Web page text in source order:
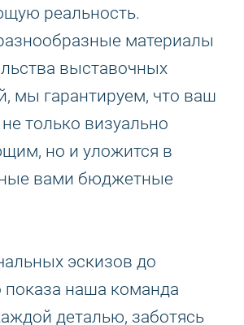
реальность.
материалы
выставочных
мы гарантируем, что ваш
только визуально
но и уложится в
вами бюджетные
эскизов до
показа наша команда
деталью, заботясь